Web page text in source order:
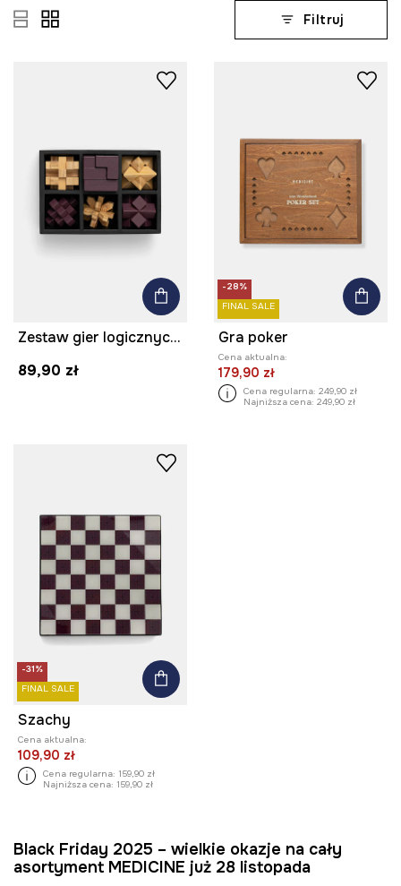
Filtruj
Zestaw gier logicznych drewniany
89,90 zł
-28%
FINAL SALE
Gra poker
Cena aktualna:
179,90 zł
Cena regularna: 249,90 zł
Najniższa cena: 249,90 zł
-31%
FINAL SALE
Szachy
Cena aktualna:
109,90 zł
Cena regularna: 159,90 zł
Najniższa cena: 159,90 zł
Black Friday 2025 – wielkie okazje na cały
asortyment MEDICINE już 28 listopada